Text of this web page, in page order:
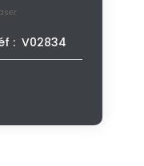
: V02834